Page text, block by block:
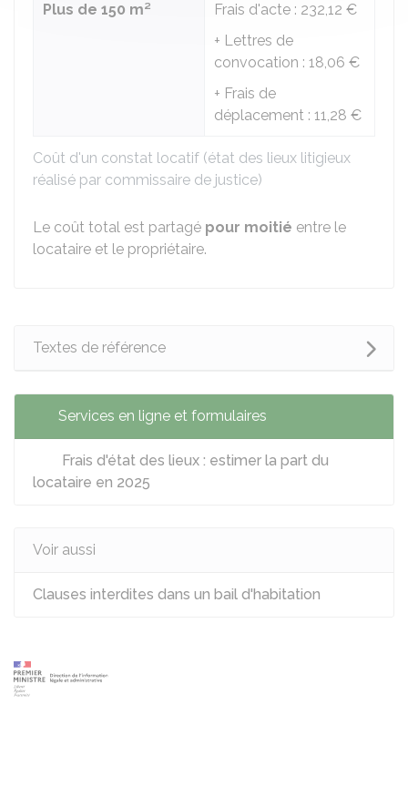
Coût d'un constat locatif (état des lieux litigieux
réalisé par commissaire de justice)
Plus de 150 m² Frais d'acte : 232,12 €
+ Lettres de
convocation : 18,06 €
+ Frais de
déplacement : 11,28 €
Le coût total est partagé pour moitié entre le
locataire et le propriétaire.
Textes de référence
Services en ligne et formulaires
Frais d'état des lieux : estimer la part du
locataire en 2025
Voir aussi
Clauses interdites dans un bail d'habitation